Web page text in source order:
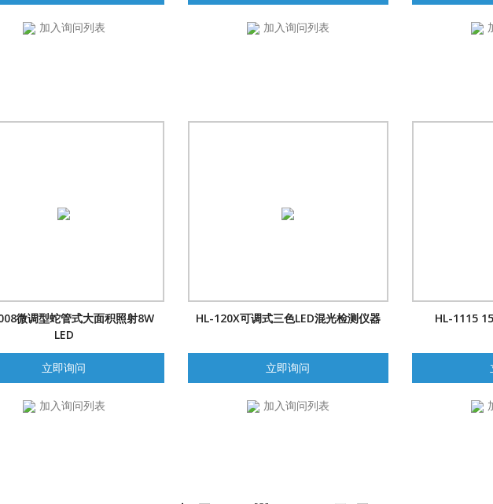
加入询问列表 加入询问列表
微调型蛇管式大面积照射8W
LED
立即询问
加入询问列表
HL-120X可调式三色LED混光检测仪器
立即询问
加入询问列表
HL-1115